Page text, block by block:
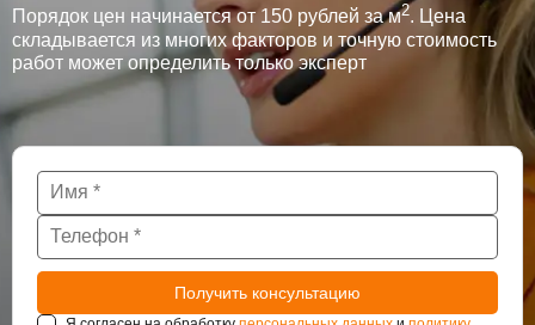
Порядок цен начинается от 150 рублей за м2. Цена
складывается из многих факторов и точную стоимость
работ может определить только эксперт